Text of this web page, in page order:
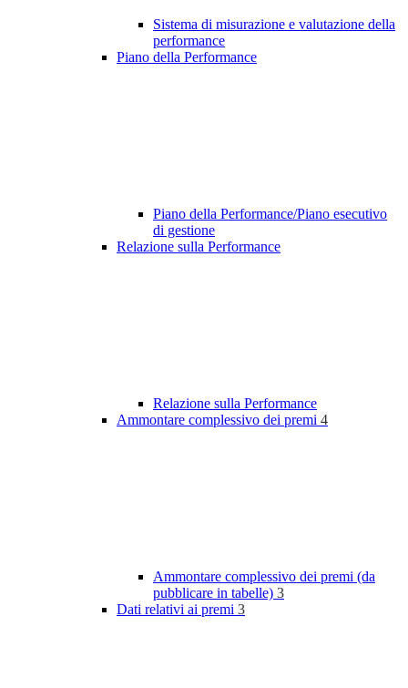
Sistema di misurazione e valutazione della
performance
Piano della Performance
Piano della Performance/Piano esecutivo
di gestione
Relazione sulla Performance
Relazione sulla Performance
Ammontare complessivo dei premi 4
Ammontare complessivo dei premi (da
pubblicare in tabelle) 3
Dati relativi ai premi 3